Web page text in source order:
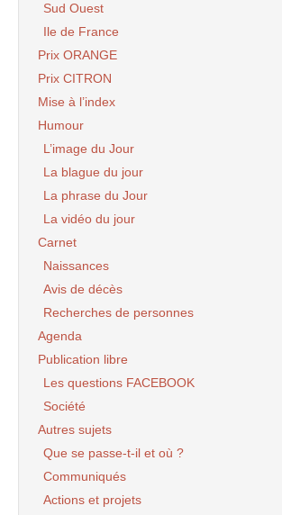
Sud Ouest
Ile de France
Prix ORANGE
Prix CITRON
Mise à l’index
Humour
L’image du Jour
La blague du jour
La phrase du Jour
La vidéo du jour
Carnet
Naissances
Avis de décès
Recherches de personnes
Agenda
Publication libre
Les questions FACEBOOK
Société
Autres sujets
Que se passe-t-il et où ?
Communiqués
Actions et projets